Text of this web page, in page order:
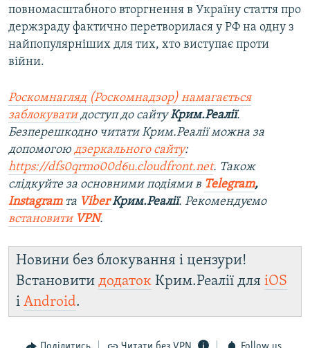
повномасштабного вторгнення в Україну стаття про
держзраду фактично перетворилася у РФ на одну з
найпопулярніших для тих, хто виступає проти
війни.
Роскомнагляд (Роскомнадзор) намагається
заблокувати доступ до сайтуКрим.Реалії.
Безперешкодно читати Крим.Реалії можна за
допомогою дзеркального сайту:
https://dfs0qrmo00d6u.cloudfront.net. Також
слідкуйте за основними подіями в Telegram,
Instagram та Viber Крим.Реалії. Рекомендуємо
встановити VPN.
Новини без блокування і цензури!
Встановити додаток Крим.Реалії для iOS
і Android.